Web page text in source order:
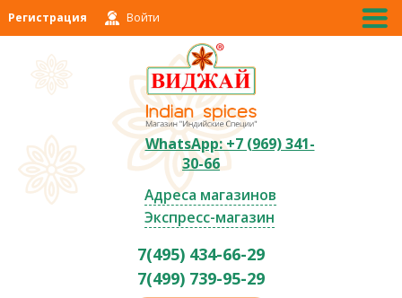
Регистрация Войти
WhatsApp: +7 (969) 341-
30-66
Адреса магазинов
Экспресс-магазин
7(495) 434-66-29
7(499) 739-95-29